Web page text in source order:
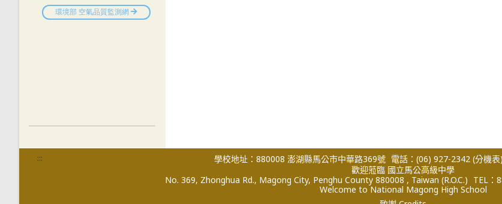
::: 學校地址：880008 澎湖縣馬公市中華路369號 電話：(06) 927-2342 (分機表)
歡迎蒞臨 國立馬公高級中學
No. 369, Zhonghua Rd., Magong City, Penghu County 880008 , Taiwan (R.O.C.) TEL：
Welcome to National Magong High School